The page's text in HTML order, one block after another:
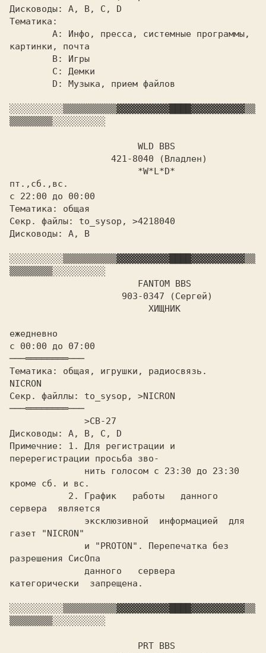
Дисководы: A, B, C,
Тематика:
картинки, почта
░░░░░░░░░░▒▒▒▒▒▒▒▒▒▒▓▓▓▓▓▓▓▓▓▓ ▓▓▓▓▓▓▓▓▓▓▒▒
▒▒▒▒▒▒▒▒░░░░░░░░░░
WLD BBS
пт.,сб.,вс.
с 22:00 до 00:00
Тематика: общая
Секр. файлы: to_sysop, >4218040
Дисководы: A, B
░░░░░░░░░░▒▒▒▒▒▒▒▒▒▒▓▓▓▓▓▓▓▓▓▓ ▓▓▓▓▓▓▓▓▓▓▒▒
▒▒▒▒▒▒▒▒░░░░░░░░░░
FANTOM BBS
ежедневно
Дисководы: A,
B,
Примечние:
1. Для регистрации и
перерегистрации просьба зво-
кроме сб. и вс.
сервера  является
эксклюзивной
информацией  для
газет "NICRON"
разрешения СисОпа
категорически  запрещена.
░░░░░░░░░░▒▒▒▒▒▒▒▒▒▒▓▓▓▓▓▓▓▓▓▓ ▓▓▓▓▓▓▓▓▓▓▒▒
▒▒▒▒▒▒▒▒░░░░░░░░░░
PRT BBS